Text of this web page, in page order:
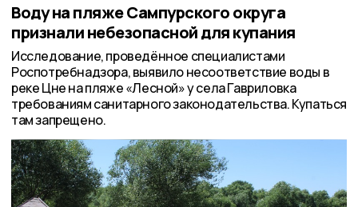
Воду на пляже Сампурского округа
признали небезопасной для купания
Исследование, проведённое специалистами
Роспотребнадзора, выявило несоответствие воды в
реке Цне на пляже «Лесной» у села Гавриловка
требованиям санитарного законодательства. Купаться
там запрещено.